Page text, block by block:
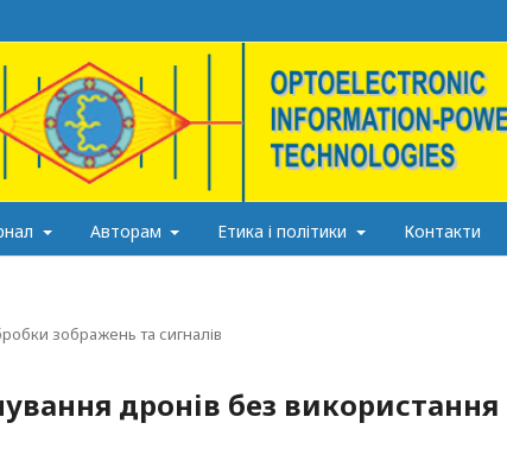
Авторам Етика і політики Контакти
зображень та сигналів
дронів без використання